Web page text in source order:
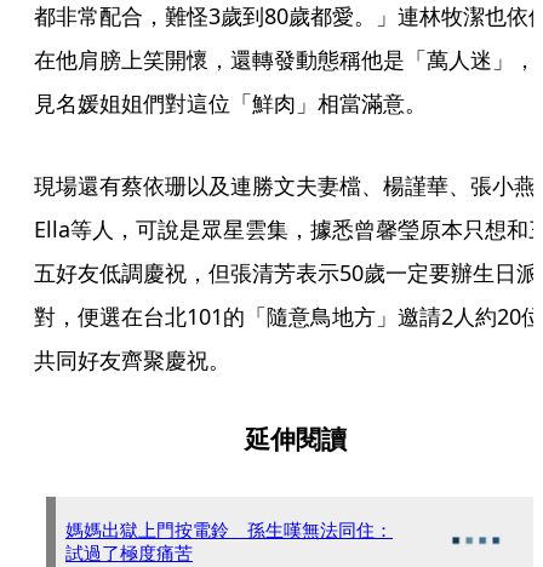
都非常配合，難怪3歲到80歲都愛。」連林牧潔也依
在他肩膀上笑開懷，還轉發動態稱他是「萬人迷」，
見名媛姐姐們對這位「鮮肉」相當滿意。
現場還有蔡依珊以及連勝文夫妻檔、楊謹華、張小燕
Ella等人，可說是眾星雲集，據悉曾馨瑩原本只想和
五好友低調慶祝，但張清芳表示50歲一定要辦生日派
對，便選在台北101的「隨意鳥地方」邀請2人約20位
共同好友齊聚慶祝。
延伸閱讀
媽媽出獄上門按電鈴 孫生嘆無法同住：
試過了極度痛苦